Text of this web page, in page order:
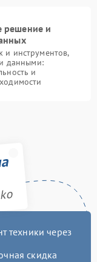
решение и
и инструментов,
данными:
и
техники через
скидка